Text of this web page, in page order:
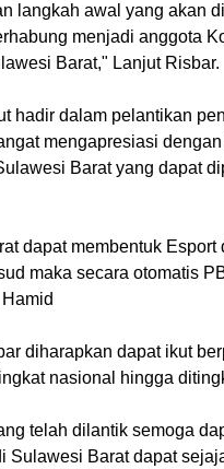
langkah awal yang akan
menjadi anggota
Barat," Lanjut Risbar.
hadir dalam pelantikan
mengapresiasi
Barat yang dapat
dapat membentuk
maka secara otomatis
diharapkan dapat ikut
nasional hingga
telah dilantik semoga
Sulawesi Barat dapat